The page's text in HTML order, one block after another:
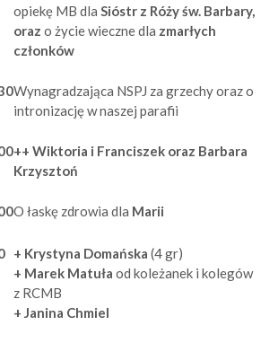
opiekę MB dla Sióstr z Róży św. Barbary,
oraz o życie wieczne dla zmarłych
członków
Wynagradzająca NSPJ za grzechy oraz o
intronizację w naszej parafii
++ Wiktoria i Franciszek oraz Barbara
Krzysztoń
O łaskę zdrowia dla Marii
+ Krystyna Domańska (4 gr)
+ Marek Matuła od koleżanek i kolegów
z RCMB
+ Janina Chmiel